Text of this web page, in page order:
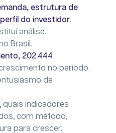
estrutura de
do investidor.
análise.
Brasil.
202.444
no período.
de
, quais indicadores
com método,
para crescer.